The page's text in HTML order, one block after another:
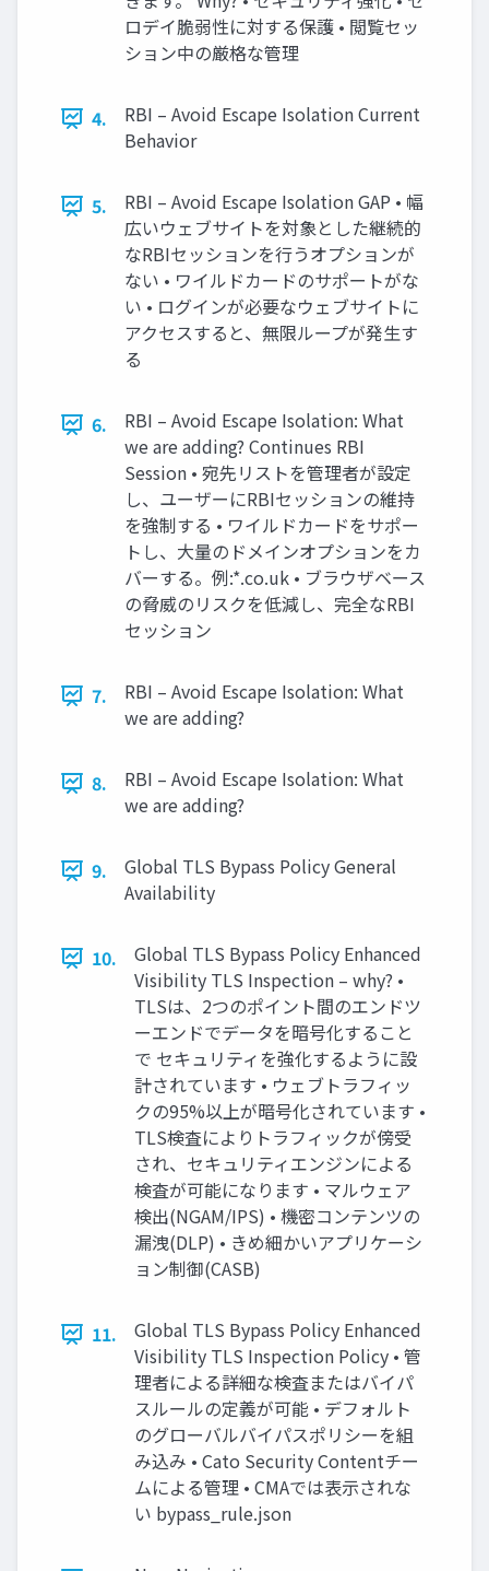
ロデイ脆弱性に対する保護 • 閲覧セッ
ション中の厳格な管理
4.
RBI – Avoid Escape Isolation Current
Behavior
5.
RBI – Avoid Escape Isolation GAP • 幅
広いウェブサイトを対象とした継続的
なRBIセッションを⾏うオプションが
ない • ワイルドカードのサポートがな
い • ログインが必要なウェブサイトに
アクセスすると、無限ループが発⽣す
る
6.
RBI – Avoid Escape Isolation: What
we are adding? Continues RBI
Session • 宛先リストを管理者が設定
し、ユーザーにRBIセッションの維持
を強制する • ワイルドカードをサポー
トし、⼤量のドメインオプションをカ
バーする。例:*.co.uk • ブラウザベース
の脅威のリスクを低減し、完全なRBI
セッション
7.
RBI – Avoid Escape Isolation: What
we are adding?
8.
RBI – Avoid Escape Isolation: What
we are adding?
9.
Global TLS Bypass Policy General
Availability
10.
Global TLS Bypass Policy Enhanced
Visibility TLS Inspection – why? •
TLSは、2つのポイント間のエンドツ
ーエンドでデータを暗号化すること
で セキュリティを強化するように設
計されています • ウェブトラフィッ
クの95%以上が暗号化されています •
TLS検査によりトラフィックが傍受
され、セキュリティエンジンによる
検査が可能になります • マルウェア
検出(NGAM/IPS) • 機密コンテンツの
漏洩(DLP) • きめ細かいアプリケーシ
ョン制御(CASB)
11.
Global TLS Bypass Policy Enhanced
Visibility TLS Inspection Policy • 管
理者による詳細な検査またはバイパ
スルールの定義が可能 • デフォルト
のグローバルバイパスポリシーを組
み込み • Cato Security Contentチー
ムによる管理 • CMAでは表⽰されな
い bypass_rule.json